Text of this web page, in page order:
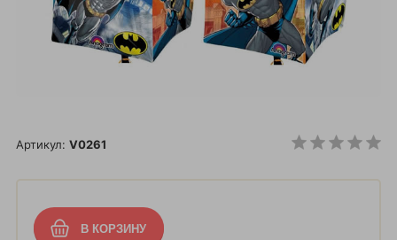
Артикул: V0261